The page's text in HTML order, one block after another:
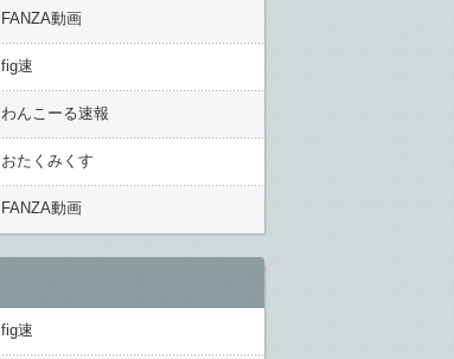
FANZA動画
fig速
わんこーる速報
おたくみくす
FANZA動画
fig速